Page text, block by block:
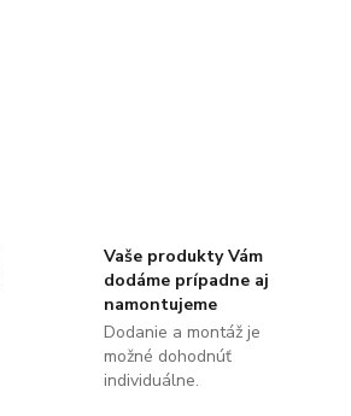
Vaše produkty Vám
dodáme prípadne aj
namontujeme
Dodanie a montáž je
možné dohodnúť
individuálne.